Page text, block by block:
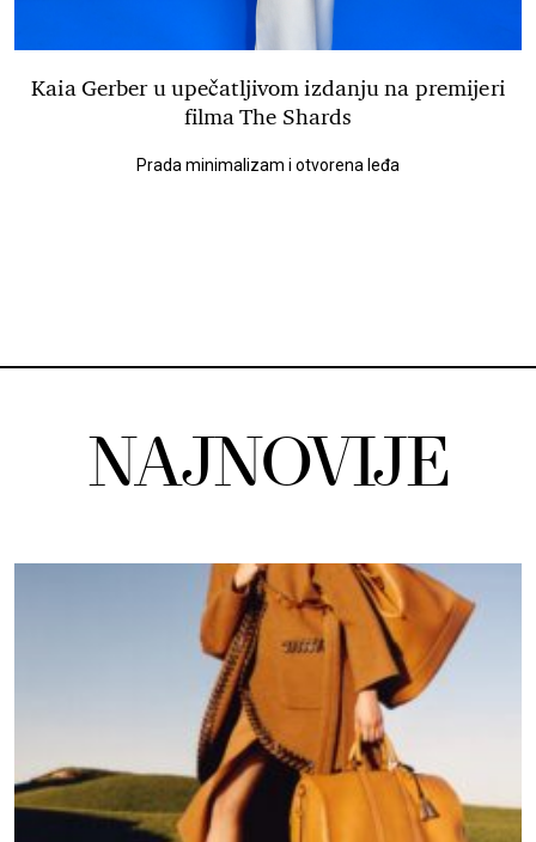
Kaia Gerber u upečatljivom izdanju na premijeri
filma The Shards
Prada minimalizam i otvorena leđa
NAJNOVIJE